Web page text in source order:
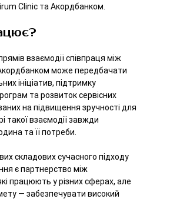
Clinic та Акордбанком.
взаємодії співпраця між
може передбачати
ініціатив, підтримку
та розвиток сервісних
на підвищення зручності для
такої взаємодії завжди
та її потреби.
складових сучасного підходу
є партнерство між
працюють у різних сферах, але
— забезпечувати високий